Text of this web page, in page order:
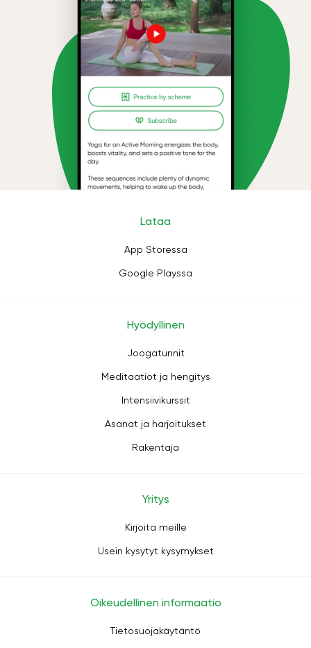
Lataa
App Storessa
Google Playssa
Hyödyllinen
Joogatunnit
Meditaatiot ja hengitys
Intensiivikurssit
Asanat ja harjoitukset
Rakentaja
Yritys
Kirjoita meille
Usein kysytyt kysymykset
Oikeudellinen informaatio
Tietosuojakäytäntö